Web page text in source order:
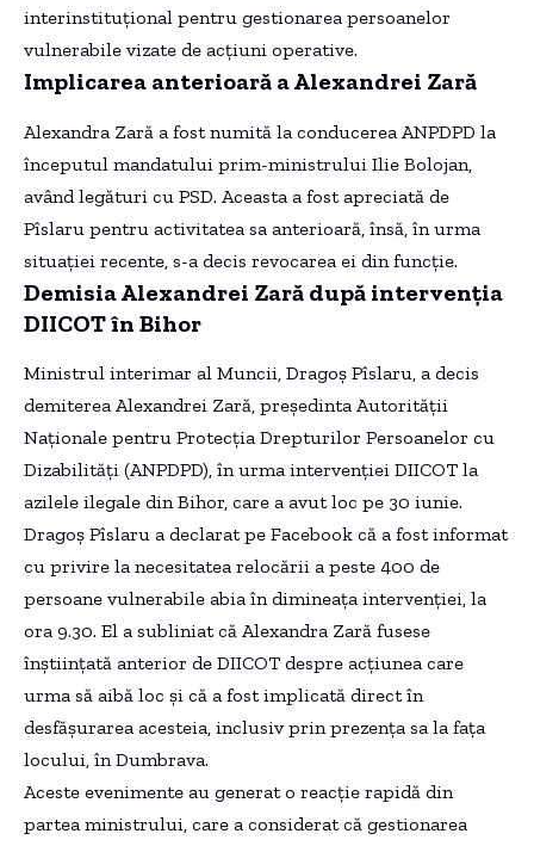
interinstituțional pentru gestionarea persoanelor
vulnerabile vizate de acțiuni operative.
Implicarea anterioară a Alexandrei Zară
Alexandra Zară a fost numită la conducerea ANPDPD la
începutul mandatului prim-ministrului Ilie Bolojan,
având legături cu PSD. Aceasta a fost apreciată de
Pîslaru pentru activitatea sa anterioară, însă, în urma
situației recente, s-a decis revocarea ei din funcție.
Demisia Alexandrei Zară după intervenția
DIICOT în Bihor
Ministrul interimar al Muncii, Dragoș Pîslaru, a decis
demiterea Alexandrei Zară, președinta Autorității
Naționale pentru Protecția Drepturilor Persoanelor cu
Dizabilități (ANPDPD), în urma intervenției DIICOT la
azilele ilegale din Bihor, care a avut loc pe 30 iunie.
Dragoș Pîslaru a declarat pe Facebook că a fost informat
cu privire la necesitatea relocării a peste 400 de
persoane vulnerabile abia în dimineața intervenției, la
ora 9.30. El a subliniat că Alexandra Zară fusese
înștiințată anterior de DIICOT despre acțiunea care
urma să aibă loc și că a fost implicată direct în
desfășurarea acesteia, inclusiv prin prezența sa la fața
locului, în Dumbrava.
Aceste evenimente au generat o reacție rapidă din
partea ministrului, care a considerat că gestionarea